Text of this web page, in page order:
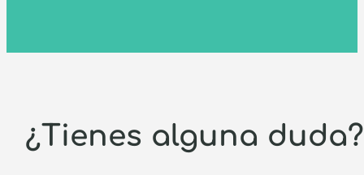
¿Tienes alguna duda?